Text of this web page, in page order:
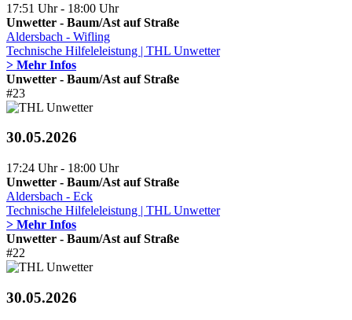
17:51 Uhr - 18:00 Uhr
Unwetter - Baum/Ast auf Straße
Aldersbach - Wifling
Technische Hilfeleleistung | THL Unwetter
> Mehr Infos
Unwetter - Baum/Ast auf Straße
#23
30.05.2026
17:24 Uhr - 18:00 Uhr
Unwetter - Baum/Ast auf Straße
Aldersbach - Eck
Technische Hilfeleleistung | THL Unwetter
> Mehr Infos
Unwetter - Baum/Ast auf Straße
#22
30.05.2026